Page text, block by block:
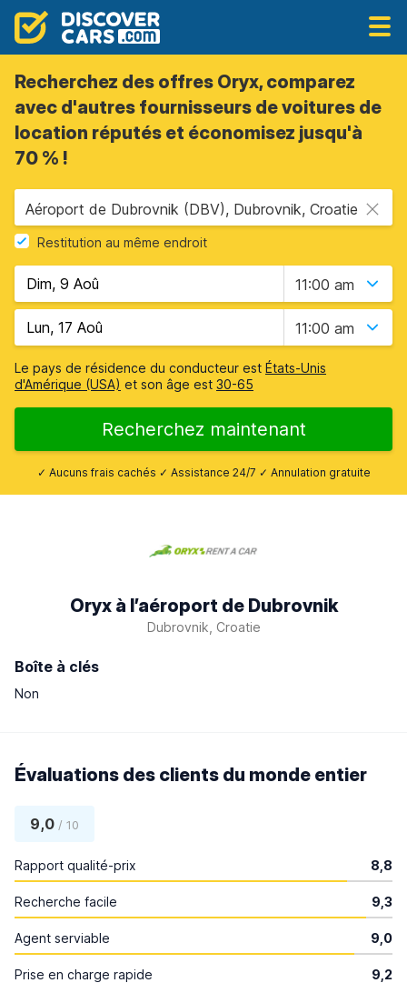
Recherchez des offres Oryx, comparez
avec d'autres fournisseurs de voitures de
location réputés et économisez jusqu'à
70 % !
Aéroport de Dubrovnik (DBV), Dubrovnik, Croatie
Restitution au même endroit
11:00 am
11:00 am
Le pays de résidence du conducteur est États-Unis
d'Amérique (USA) et son âge est 30-65
Recherchez maintenant
✓ Aucuns frais cachés ✓ Assistance 24/7 ✓ Annulation gratuite
Oryx à l’aéroport de Dubrovnik
Dubrovnik, Croatie
Boîte à clés
Non
Évaluations des clients du monde entier
9,0 / 10
Rapport qualité-prix 8,8
Recherche facile 9,3
Agent serviable 9,0
Prise en charge rapide 9,2